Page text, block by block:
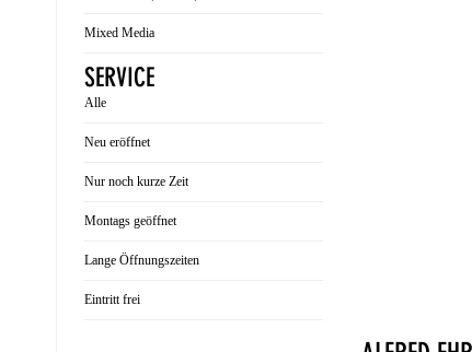
Mixed Media
SERVICE
Alle
Neu eröffnet
Nur noch kurze Zeit
Montags geöffnet
Lange Öffnungszeiten
Eintritt frei